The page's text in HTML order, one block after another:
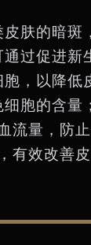
皮肤的暗斑
通过促进新
胞，以降低
细胞的含量
流量，防
有效改善皮